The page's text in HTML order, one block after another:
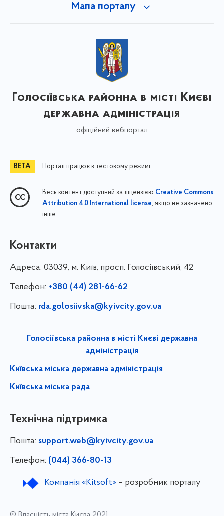
Мапа порталу
Голосіївська районна в місті Києві
державна адміністрація
офіційний вебпортал
Портал працює в тестовому режимі
Весь контент доступний за ліцензією Creative Commons
Attribution 4.0 International license, якщо не зазначено
інше
Контакти
Адреса: 03039, м. Київ, просп. Голосіївський, 42
Телефон: +380 (44) 281-66-62
Пошта: rda.golosiivska@kyivcity.gov.ua
Голосіївська районна в місті Києві державна
адміністрація
Київська міська державна адміністрація
Київська міська рада
Технічна підтримка
Пошта: support.web@kyivcity.gov.ua
Телефон: (044) 366-80-13
Компанія «Kitsoft»– розробник порталу